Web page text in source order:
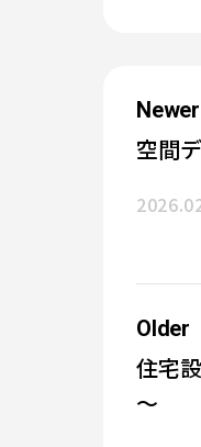
Newer
空間
Older
住宅
～